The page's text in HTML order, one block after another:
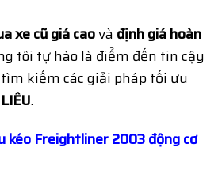
xe cũ giá caovà định giá hoàn
tôi tự hào là điểm đến tin cậy
kiếm các giải pháp tối ưu
.
kéo Freightliner 2003 động cơ